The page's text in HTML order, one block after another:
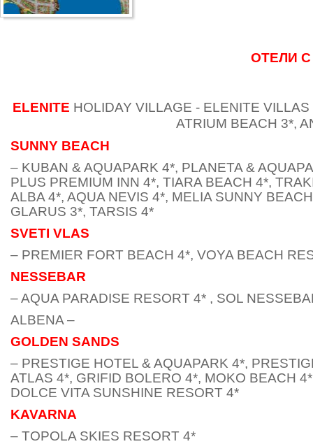
ОТЕЛИ
ELENITE HOLIDAY VILLAGE - ELENITE
ATRIUM BEACH 3*,
SUNNY BEACH
– KUBAN & AQUAPARK 4*, PLANETA &
PLUS PREMIUM INN 4*, TIARA BEACH 4*,
ALBA 4*, AQUA NEVIS 4*, MELIA SUNNY
GLARUS 3*, TARSIS 4*
SVETI VLAS
– PREMIER FORT BEACH 4*, VOYA BEACH
NESSEBAR
– AQUA PARADISE RESORT 4* , SOL
ALBENA –
GOLDEN SANDS
– PRESTIGE HOTEL & AQUAPARK 4*,
ATLAS 4*, GRIFID BOLERO 4*, MOKO BEACH
DOLCE VITA SUNSHINE RESORT 4*
KAVARNA
– TOPOLA SKIES RESORT 4*